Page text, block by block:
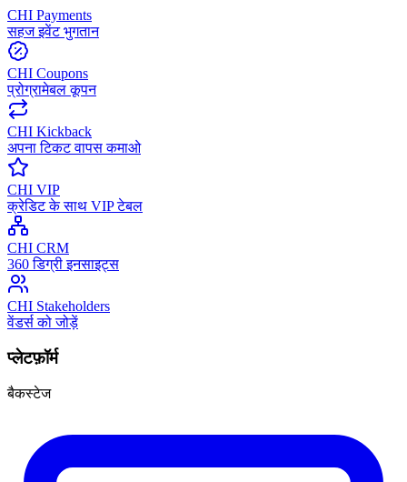
CHI Payments
सहज इवेंट भुगतान
CHI Coupons
प्रोग्रामेबल कूपन
CHI Kickback
अपना टिकट वापस कमाओ
CHI VIP
क्रेडिट के साथ VIP टेबल
CHI CRM
360 डिग्री इनसाइट्स
CHI Stakeholders
वेंडर्स को जोड़ें
प्लेटफ़ॉर्म
बैकस्टेज